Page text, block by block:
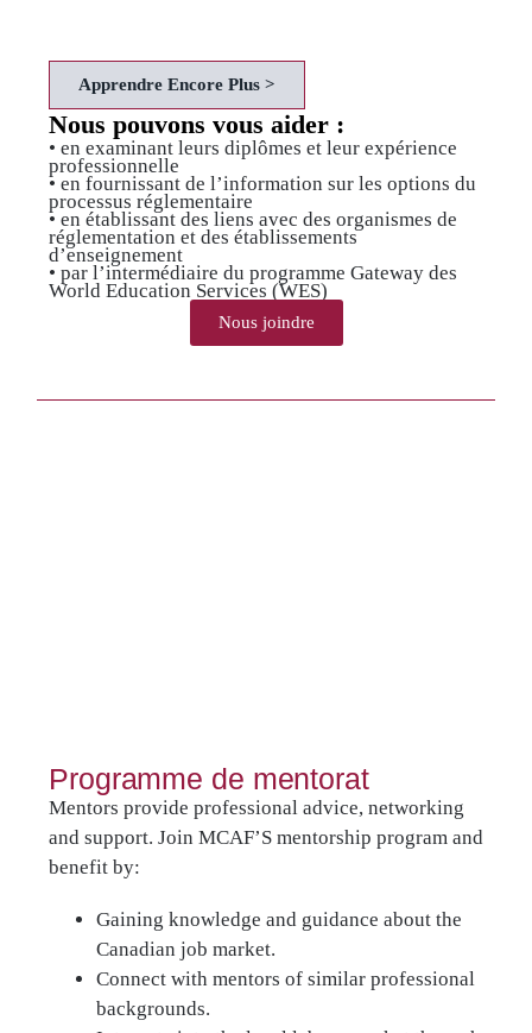
Apprendre Encore Plus >
Nous pouvons vous aider :
• en examinant leurs diplômes et leur expérience
professionnelle
• en fournissant de l’information sur les options du
processus réglementaire
• en établissant des liens avec des organismes de
réglementation et des établissements
d’enseignement
• par l’intermédiaire du programme Gateway des
World Education Services (WES)
Nous joindre
Programme de mentorat
Mentors provide professional advice, networking
and support. Join MCAF’S mentorship program and
benefit by:
Gaining knowledge and guidance about the
Canadian job market.
Connect with mentors of similar professional
backgrounds.